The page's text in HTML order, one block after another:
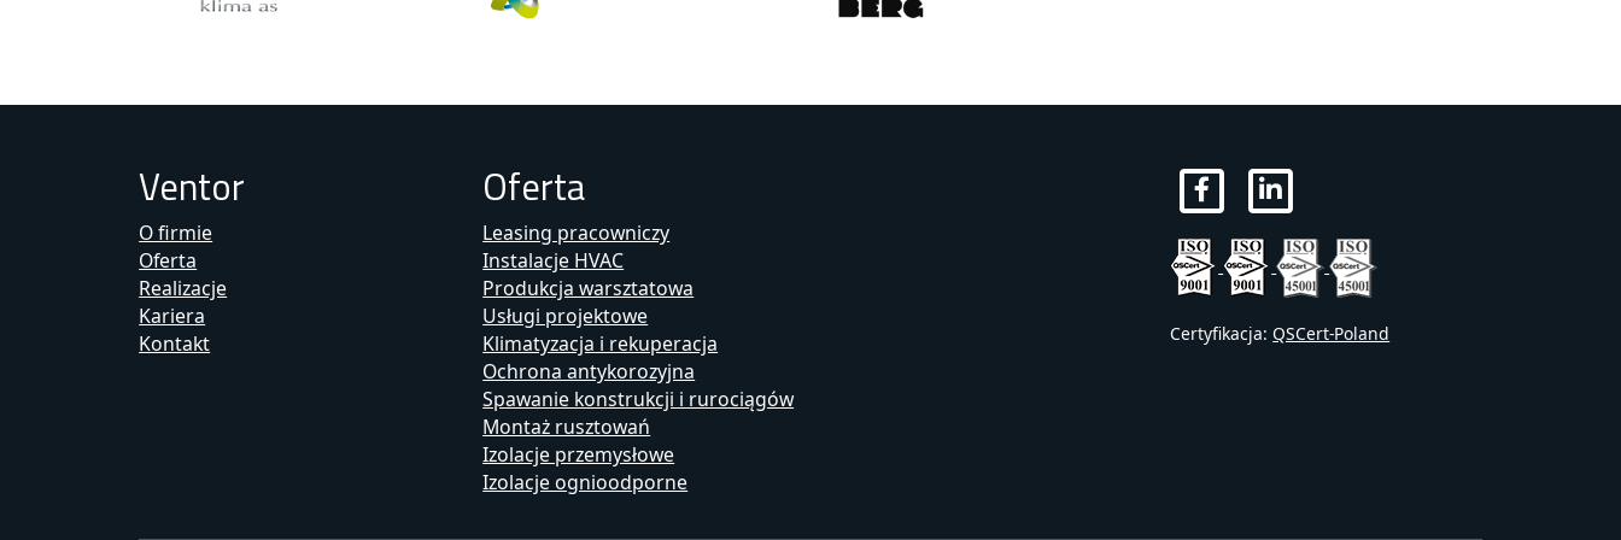
Ventor
O firmie
Oferta
Realizacje
Kariera
Kontakt
Oferta
Leasing pracowniczy
Instalacje HVAC
Produkcja warsztatowa
Usługi projektowe
Klimatyzacja i rekuperacja
Ochrona antykorozyjna
Spawanie konstrukcji i rurociągów
Montaż rusztowań
Izolacje przemysłowe
Izolacje ognioodporne
Certyfikacja:QSCert-Poland